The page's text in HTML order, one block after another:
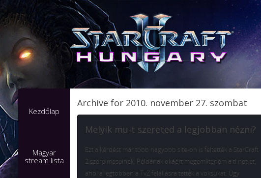
Kezdőlap
Magyar
stream lista
Archive for 2010. november 27. szombat
Melyik mu-t szereted a legjobban nézni?
Ezt a kérdést már több nagyobb site-on is feltették a StarCraft
2 szerelmeseinek. Példának okáért megemlíteném a tl.net-et,
ahol a legtöbben a TvZ felállásra tették a voksukat. Úgy